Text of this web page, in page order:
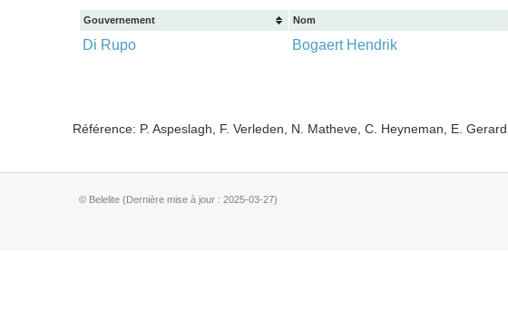
Gouvernement Nom
Di Rupo Bogaert Hendrik
Référence: P. Aspeslagh, F. Verleden, N. Matheve, C. Heyneman, E. Gerard,
© Belelite (Dernière mise à jour : 2025-03-27)